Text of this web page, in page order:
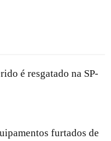
é resgatado na SP-
furtados de